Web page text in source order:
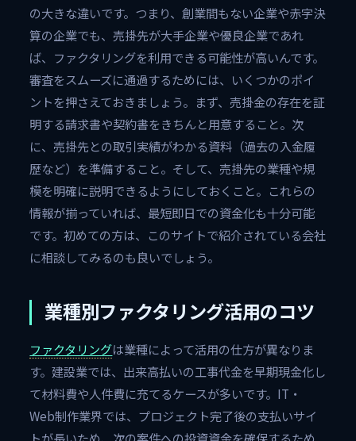
の大きな違いです。つまり、創業間もない企業や赤字決
算の企業でも、売掛先が大手企業や優良企業であれ
ば、ファクタリングを利用できる可能性が高いんです。
審査をスムーズに通過するためには、いくつかのポイ
ントを押さえておきましょう。まず、売掛金の存在を証
明する請求書や契約書をきちんと用意すること。次
に、売掛先との取引実績がわかる資料（過去の入金履
歴など）を準備すること。そして、売掛先の業種や規
模を明確に説明できるようにしておくこと。これらの
情報が揃っていれば、最短即日での資金化も十分可能
です。初めての方は、このサイトで紹介されている会社
に相談してみるのも良いでしょう。
業種別ファクタリング活用のコツ
ファクタリングは業種によって活用の仕方が異なりま
す。建設業では、出来高払いの工事代金を早期現金化し
て材料費や人件費に充てるケースが多いです。IT・
Web制作業界では、プロジェクト完了後の支払いサイ
トが長いため、次の案件への投資資金を確保するため